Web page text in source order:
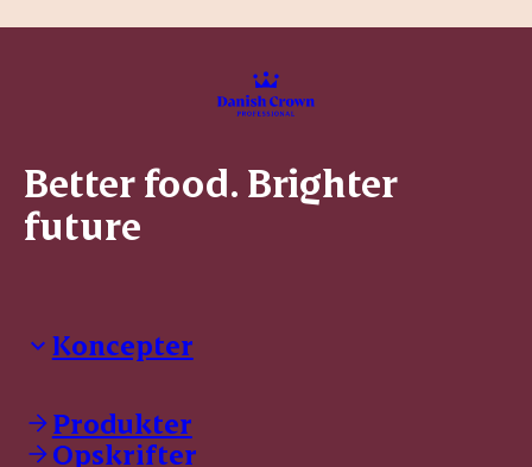
Better food. Brighter
future
Koncepter
Dyrbar
GØL
Tulip
Produkter
Opskrifter